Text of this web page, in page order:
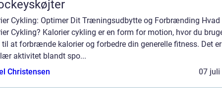
Cykling: Optimer Dit Træningsudbytte og Forbrænding Hvad
Cykling? Kalorier cykling er en form for motion, hvor du
til at forbrænde kalorier og forbedre din generelle fitness. Det
aktivitet blandt spo...
Christensen
07 juli